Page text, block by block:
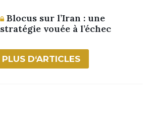
Blocus sur l’Iran : une
stratégie vouée à l’échec
PLUS D‘ARTICLES